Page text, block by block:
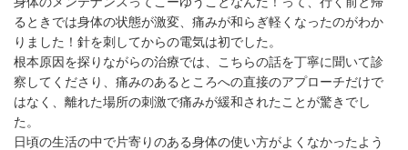
るときでは身体の状態が激変、痛みが和らぎ軽くなったのがわか
りました！針を刺してからの電気は初でした。
根本原因を探りながらの治療では、こちらの話を丁寧に聞いて診
察してくださり、痛みのあるところへの直接のアプローチだけで
はなく、離れた場所の刺激で痛みが緩和されたことが驚きでし
た。
日頃の生活の中で片寄りのある身体の使い方がよくなかったよう